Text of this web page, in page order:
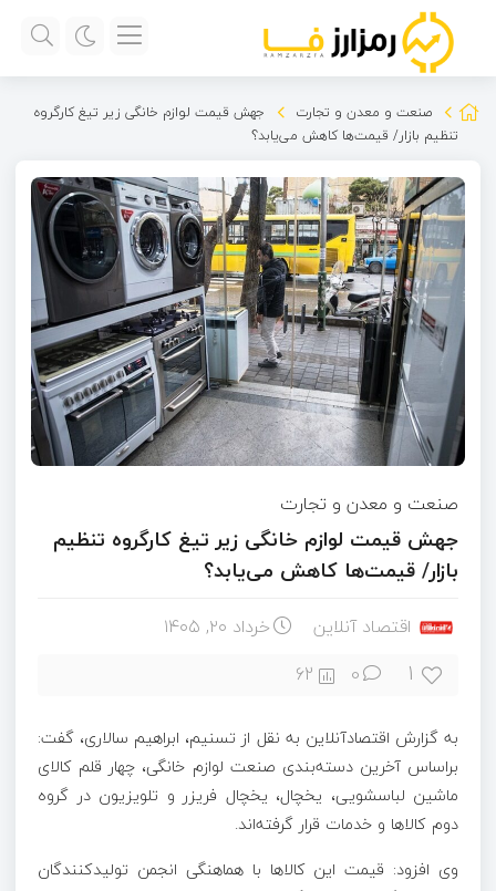
صنعت و معدن و تجارت
جهش قیمت لوازم خانگی زیر تیغ کارگروه
تنظیم بازار/ قیمت‌ها کاهش می‌یابد؟
صنعت و معدن و تجارت
جهش قیمت لوازم خانگی زیر تیغ کارگروه تنظیم
بازار/ قیمت‌ها کاهش می‌یابد؟
اقتصاد آنلاین خرداد ۲۰, ۱۴۰۵
1
0
62
به گزارش اقتصادآنلاین به نقل از تسنیم، ابراهیم سالاری، گفت:
براساس آخرین دسته‌بندی صنعت لوازم خانگی، چهار قلم کالای
ماشین لباسشویی، یخچال، یخچال فریزر و تلویزیون در گروه
دوم کالاها و خدمات قرار گرفته‌اند.
وی افزود: قیمت این کالاها با هماهنگی انجمن تولیدکنندگان